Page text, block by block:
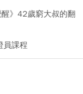
》42歲窮大叔的翻
員課程